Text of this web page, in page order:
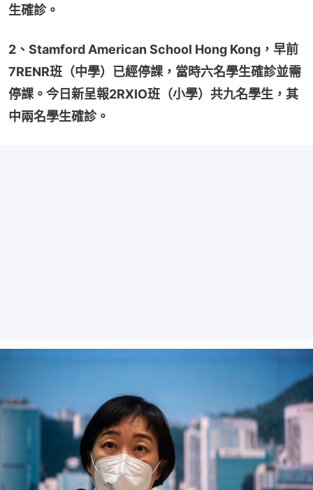
生確診。
2、Stamford American School Hong Kong，早前
7RENR班（中學）已經停課，當時六名學生確診並需
停課。今日新呈報2RXIO班（小學）共九名學生，其
中兩名學生確診。